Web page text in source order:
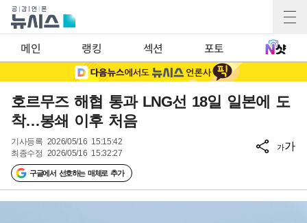
메인 랭킹 섹션 포토
호르무즈 해협 통과 LNG선 18일 일본에 도
착…봉쇄 이후 처음
기사등록 2026/05/16 15:15:42
최종수정 2026/05/16 15:32:27
구글에서 선호하는 매체로 추가
가가